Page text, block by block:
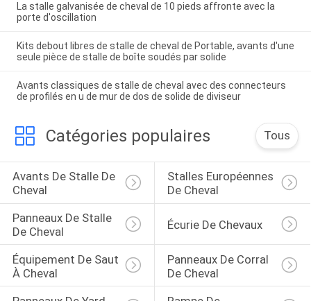
La stalle galvanisée de cheval de 10 pieds affronte avec la
porte d'oscillation
Kits debout libres de stalle de cheval de Portable, avants d'une
seule pièce de stalle de boîte soudés par solide
Avants classiques de stalle de cheval avec des connecteurs
de profilés en u de mur de dos de solide de diviseur
Catégories populaires Tous
Avants De Stalle De
Cheval
Stalles Européennes
De Cheval
Panneaux De Stalle
De Cheval
Écurie De Chevaux
Équipement De Saut
À Cheval
Panneaux De Corral
De Cheval